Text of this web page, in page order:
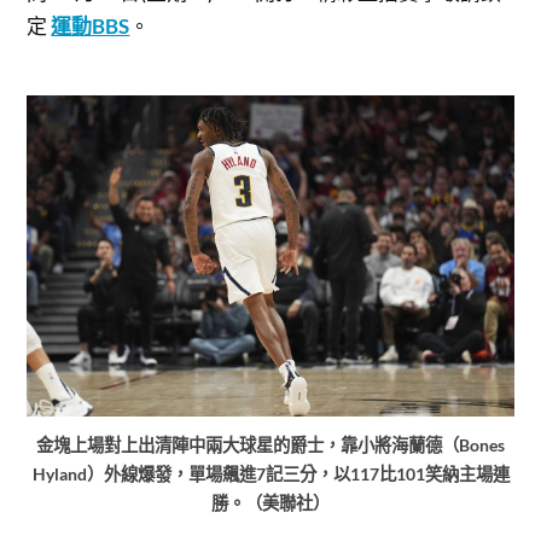
定運動BBS 。
金塊上場對上出清陣中兩大球星的爵士，靠小將海蘭德（Bones
Hyland）外線爆發，單場飆進7記三分，以117比101笑納主場連
勝。（美聯社）